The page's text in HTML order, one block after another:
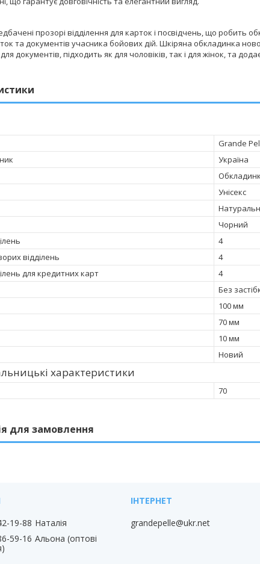
прозорі відділення для карток і посвідчень, що робить
та документів учасника бойових дій. Шкіряна обкладинка
документів, підходить як для чоловіків, так і для жінок, та
Grande
Україна
Унісекс
Чорний
4
відділень
4
для кредитних карт
4
Без
100 мм
70 мм
10 мм
Новий
характеристики
70
для замовлення
19-88 Наталія
59-16 Альона (оптові
grandepelle@ukr.net